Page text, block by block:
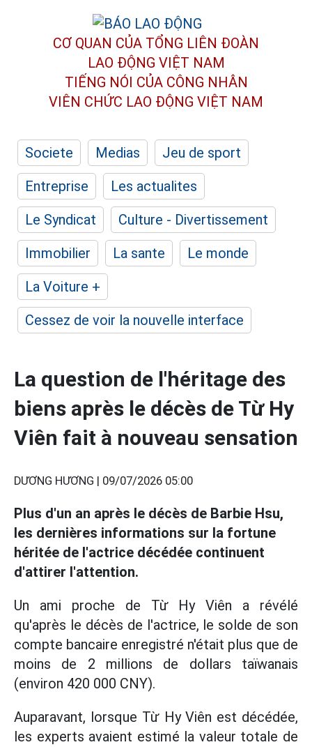
CƠ QUAN CỦA TỔNG LIÊN ĐOÀN
LAO ĐỘNG VIỆT NAM
TIẾNG NÓI CỦA CÔNG NHÂN
VIÊN CHỨC LAO ĐỘNG VIỆT NAM
Societe Medias
Jeu de sport
Entreprise
Les actualites
Le Syndicat
Culture - Divertissement
Immobilier
La sante
Le monde
La Voiture +
Cessez de voir la nouvelle interface
La question de l'héritage des
biens après le décès de Từ Hy
Viên fait à nouveau sensation
DƯƠNG HƯƠNG | 09/07/2026 05:00
Plus d'un an après le décès de Barbie Hsu,
les dernières informations sur la fortune
héritée de l'actrice décédée continuent
d'attirer l'attention.
Un ami proche de Từ Hy Viên a révélé
qu'après le décès de l'actrice, le solde de son
compte bancaire enregistré n'était plus que de
moins de 2 millions de dollars taïwanais
(environ 420 000 CNY).
Auparavant, lorsque Từ Hy Viên est décédée,
les experts avaient estimé la valeur totale de